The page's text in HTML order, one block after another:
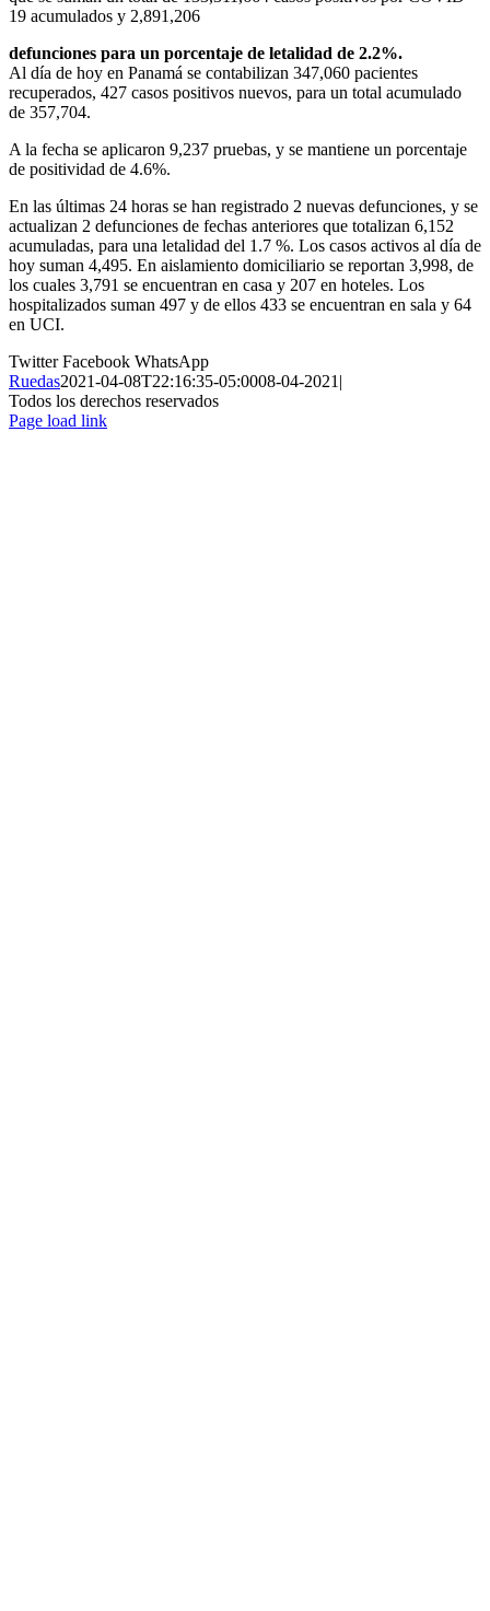
19 acumulados y 2,891,206
defunciones para un porcentaje de letalidad de 2.2%.
Al día de hoy en Panamá se contabilizan 347,060 pacientes
recuperados, 427 casos positivos nuevos, para un total acumulado
de 357,704.
A la fecha se aplicaron 9,237 pruebas, y se mantiene un porcentaje
de positividad de 4.6%.
En las últimas 24 horas se han registrado 2 nuevas defunciones, y se
actualizan 2 defunciones de fechas anteriores que totalizan 6,152
acumuladas, para una letalidad del 1.7 %. Los casos activos al día de
hoy suman 4,495. En aislamiento domiciliario se reportan 3,998, de
los cuales 3,791 se encuentran en casa y 207 en hoteles. Los
hospitalizados suman 497 y de ellos 433 se encuentran en sala y 64
en UCI.
TwitterFacebook WhatsApp
Ruedas2021-04-08T22:16:35-05:0008-04-2021|
Todos los derechos reservados
Page load link